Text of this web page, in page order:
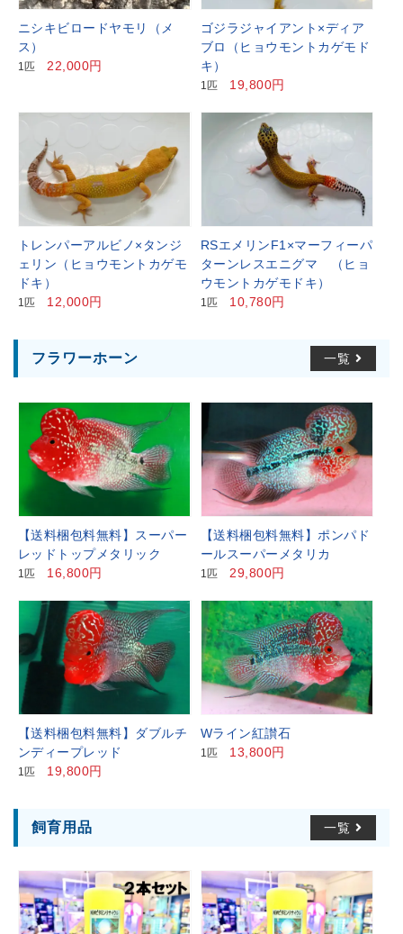
ニシキビロードヤモリ（メ
ス）
1匹 22,000円
ゴジラジャイアント×ディア
ブロ（ヒョウモントカゲモド
キ）
1匹 19,800円
トレンパーアルビノ×タンジ
ェリン（ヒョウモントカゲモ
ドキ）
1匹 12,000円
RSエメリンF1×マーフィーパ
ターンレスエニグマ （ヒョ
ウモントカゲモドキ）
1匹 10,780円
フラワーホーン 一覧
【送料梱包料無料】スーパー
レッドトップメタリック
1匹 16,800円
【送料梱包料無料】ポンパド
ールスーパーメタリカ
1匹 29,800円
【送料梱包料無料】ダブルチ
ンディープレッド
1匹 19,800円
Wライン紅讃石
1匹 13,800円
飼育用品 一覧